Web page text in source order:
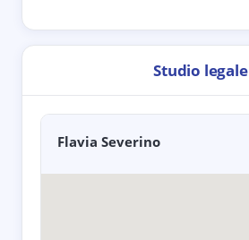
Studio legale
Flavia Severino